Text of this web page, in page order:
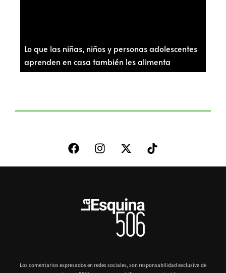
Lo que las niñas, niños y personas adolescentes
aprenden en casa también les alimenta
Los comentarios expresados en redes sociales, son responsabilidad exclusiva de